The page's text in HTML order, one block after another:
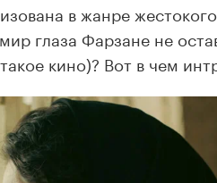
в жанре
глаза Фарзане не
кино)? Вот в чем